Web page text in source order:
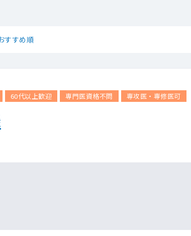
すすめ順
60代以上歓迎 専門医資格不問 専攻医・専修医可